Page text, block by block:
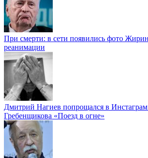
При смерти: в сети появились фото
реанимации
Дмитрий Нагиев попрощался в
Гребенщикова «Поезд в огне»